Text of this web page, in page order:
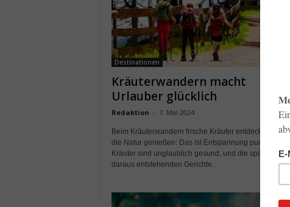
Destinationen
Kräuterwandern macht
Urlauber glücklich
Redaktion - 7. Mai 2024 5
Beim Kräuterwandern frische Kräuter entdecken und
die Natur genießen: Das ist Entspannung pur. Denn
Kräuter sind unglaublich gesund, und die später
daraus entstehenden Gerichte...